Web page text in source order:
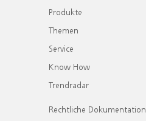
Produkte
Themen
Service
Know How
Trendradar
Rechtliche Dokumentation